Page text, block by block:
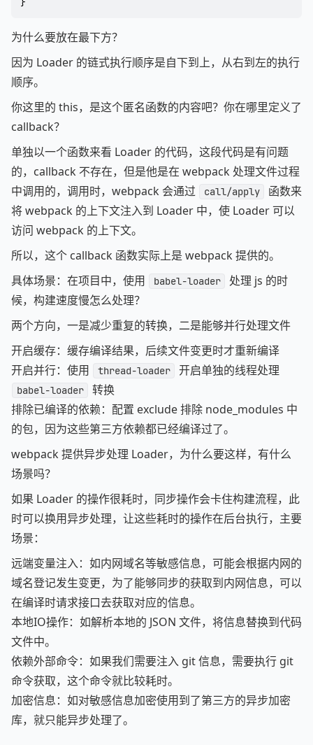
为什么要放在最下方？
因为 Loader 的链式执行顺序是自下到上，从右到左的执行
顺序。
你这里的 this，是这个匿名函数的内容吧？你在哪里定义了
callback？
单独以一个函数来看 Loader 的代码，这段代码是有问题
的，callback 不存在，但是他是在 webpack 处理文件过程
中调用的，调用时，webpack 会通过
call/apply
函数来
将 webpack 的上下文注入到 Loader 中，使 Loader 可以
访问 webpack 的上下文。
所以，这个 callback 函数实际上是 webpack 提供的。
具体场景：在项目中，使用
babel-loader
处理 js 的时
候，构建速度慢怎么处理？
两个方向，一是减少重复的转换，二是能够并行处理文件
开启缓存：缓存编译结果，后续文件变更时才重新编译
开启并行：使用
thread-loader ​ 开启单独的线程处理
babel-loader
转换
排除已编译的依赖：配置 exclude 排除 node_modules 中
的包，因为这些第三方依赖都已经编译过了。
webpack 提供异步处理 Loader，为什么要这样，有什么
场景吗？
如果 Loader 的操作很耗时，同步操作会卡住构建流程，此
时可以换用异步处理，让这些耗时的操作在后台执行，主要
场景：
远端变量注入：如内网域名等敏感信息，可能会根据内网的
域名登记发生变更，为了能够同步的获取到内网信息，可以
在编译时请求接口去获取对应的信息。
本地IO操作：如解析本地的 JSON 文件，将信息替换到代码
文件中。
依赖外部命令：如果我们需要注入 git 信息，需要执行 git
命令获取，这个命令就比较耗时。
加密信息：如对敏感信息加密使用到了第三方的异步加密
库，就只能异步处理了。